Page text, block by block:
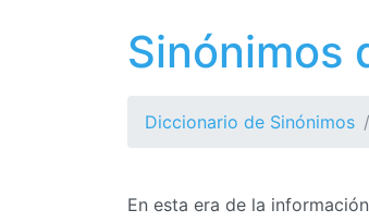
Sinónimos
Diccionario de Sinónimos
En esta era de la